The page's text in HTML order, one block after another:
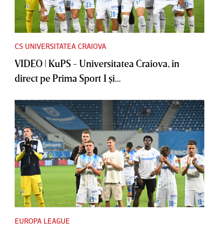
CS UNIVERSITATEA CRAIOVA
VIDEO | KuPS - Universitatea Craiova, în
direct pe Prima Sport 1 şi...
EUROPA LEAGUE